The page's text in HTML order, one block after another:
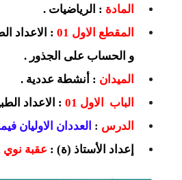
بنك
المادة : الرياضيات .
المقطع الاول 01
: الاعداد
و الحساب على الجذور .
الميدان : أنشطة عددية .
الباب الاول 01
: الاعداد
الدرس : العددان الاوليان
إعداد الأستاذ (ة) : عقبة نوي